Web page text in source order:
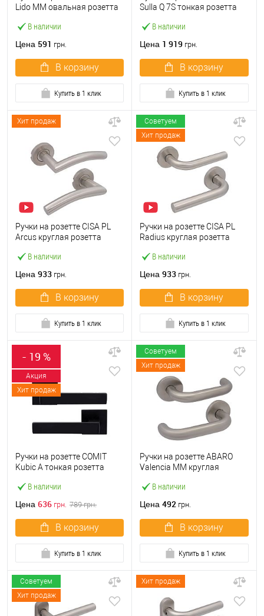
В наличии
Lido MM овальная розетта
Цена 591 грн.
В корзину
Купить в 1 клик
В наличии
Sulla Q 7S тонкая розетта
Цена 1 919 грн.
В корзину
Купить в 1 клик
Хит продаж
В наличии
Ручки на розетте CISA PL
Arcus круглая розетта
сталь
Цена 933 грн.
В корзину
Купить в 1 клик
Советуем
Хит продаж
В наличии
Ручки на розетте CISA PL
Radius круглая розетта
сталь
Цена 933 грн.
В корзину
Купить в 1 клик
- 19 %
Акция
Хит продаж
В наличии
Ручки на розетте COMIT
Kubic A тонкая розетта
Цена 636 грн. 789грн.
В корзину
Купить в 1 клик
Советуем
Хит продаж
В наличии
Ручки на розетте ABARO
Valencia MM круглая
сталь
Цена 492 грн.
В корзину
Купить в 1 клик
Советуем
Хит продаж
Хит продаж